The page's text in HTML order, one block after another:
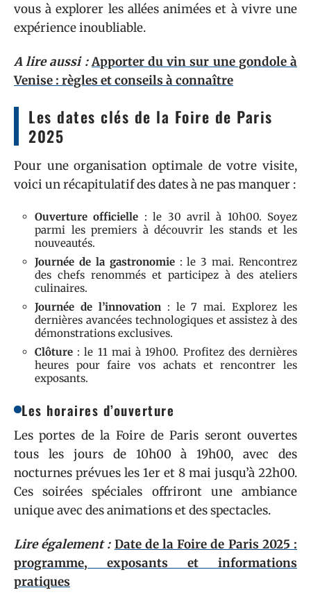
vous à explorer les allées animées et à vivre une
expérience inoubliable.
A lire aussi : Apporter du vin sur une gondole à
Venise : règles et conseils à connaître
Les dates clés de la Foire de Paris
2025
Pour une organisation optimale de votre visite,
voici un récapitulatif des dates à ne pas manquer :
Ouverture officielle : le 30 avril à 10h00. Soyez
parmi les premiers à découvrir les stands et les
nouveautés.
Journée de la gastronomie: le 3 mai. Rencontrez
des chefs renommés et participez à des ateliers
culinaires.
Journée de l’innovation : le 7 mai. Explorez les
dernières avancées technologiques et assistez à des
démonstrations exclusives.
Clôture : le 11 mai à 19h00. Profitez des dernières
heures pour faire vos achats et rencontrer les
exposants.
Les horaires d’ouverture
Les portes de la Foire de Paris seront ouvertes
tous les jours de 10h00 à 19h00, avec des
nocturnes prévues les 1er et 8 mai jusqu’à 22h00.
Ces soirées spéciales offriront une ambiance
unique avec des animations et des spectacles.
Lire également : Date de la Foire de Paris 2025 :
programme, exposants et informations
pratiques